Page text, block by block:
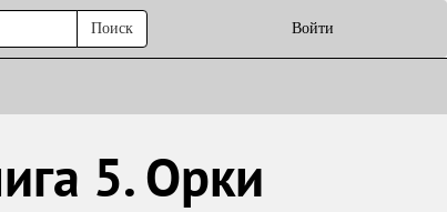
Войти
Поиск
5. Орки